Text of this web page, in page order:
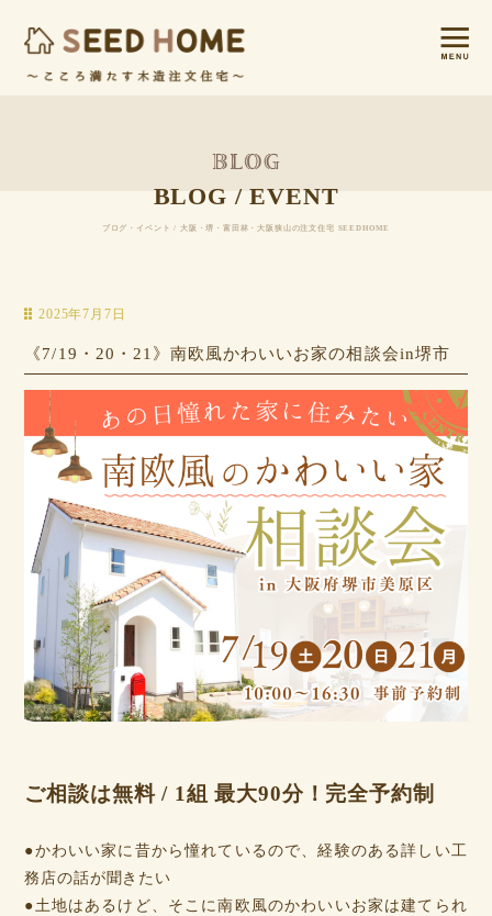
BLOG / EVENT
ブログ・イベント / 大阪・堺・富田林・大阪狭山の注文住宅 SEEDHOME
2025年7月7日
《7/19・20・21》南欧風かわいいお家の相談会in堺市
ご相談は無料 / 1組 最大90分！完全予約制
●かわいい家に昔から憧れているので、経験のある詳しい工
務店の話が聞きたい
●土地はあるけど、そこに南欧風のかわいいお家は建てられ